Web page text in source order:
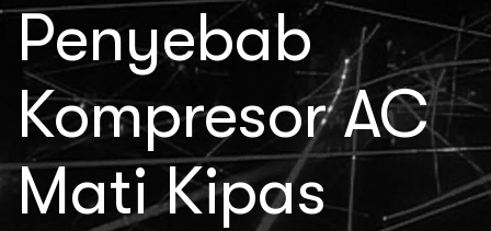
Penyebab
Kompresor AC
Mati Kipas